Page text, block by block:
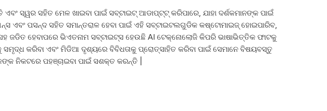
ସ୍ୱର ସହିତ ମେଳ ଖାଇବା ପାଇଁ ସବ୍ଟାଇଟ୍ ଆଡାପ୍ଟ୍ଟ୍ କରିପାରେ, ଯାହା ଦର୍ଶକମାନଙ୍କ ପାଇଁ
ଏବଂ ପସନ୍ଦ ସହିତ ସମାନ୍ତରାଳ ହେବା ପାଇଁ ଏହି ସବ୍ଟାଇଟଲଗୁଡିକ କଷ୍ଟୋମାଇଜ୍ ହୋଇପାରିବ,
ହେବାପରେ ଭିଏତନାମ ସବ୍ଟାଇଟ୍ସ ହେଉଛି AI ଟେକ୍ନୋଲୋଜି କିପରି ଭାଷାଭିତ୍ତିକ ଫାଟକୁ
କରିବା ଏବଂ ମିଡିଆ ଦୃଶ୍ୟରେ ବିବିଧତାକୁ ପ୍ରୋତ୍ସାହିତ କରିବା ପାଇଁ ସେମାନେ ବିଷୟବସ୍ତୁ
ନିକଟରେ ପହଞ୍ଚାଇବା ପାଇଁ ସଶକ୍ତ କରନ୍ତି |